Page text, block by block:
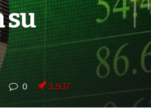
su
0 3,937